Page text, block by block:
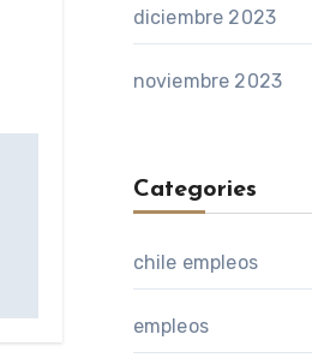
diciembre 2023
noviembre 2023
Categories
chile empleos
empleos